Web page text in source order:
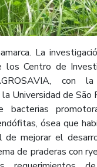
La
los Centro de
con la
Universidad de São
bacterias
ósea que
de mejorar el
de praderas con